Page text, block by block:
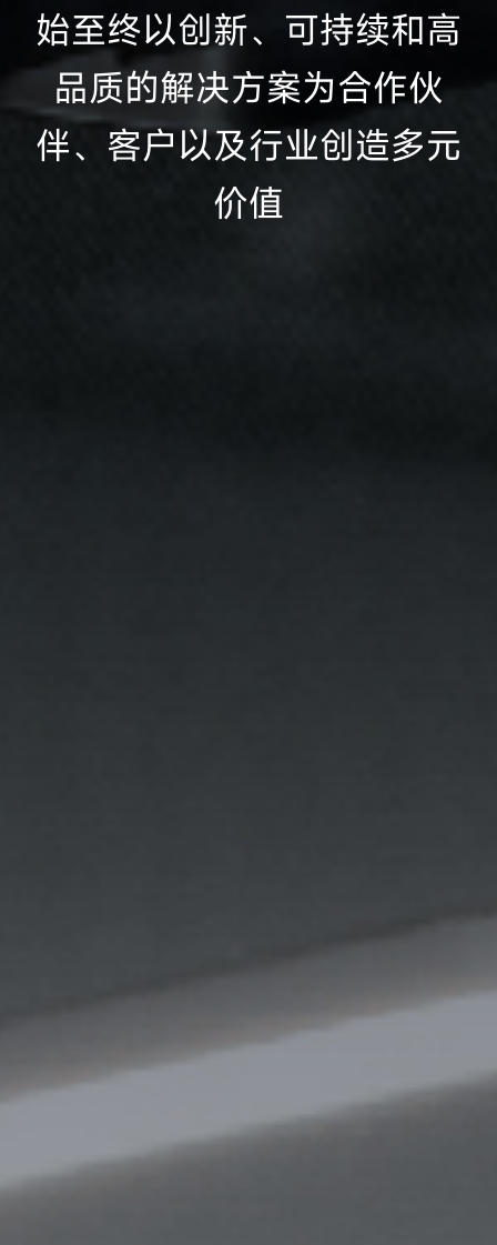
始至终以创新、可持续和高
品质的解决方案为合作伙
伴、客户以及行业创造多元
价值